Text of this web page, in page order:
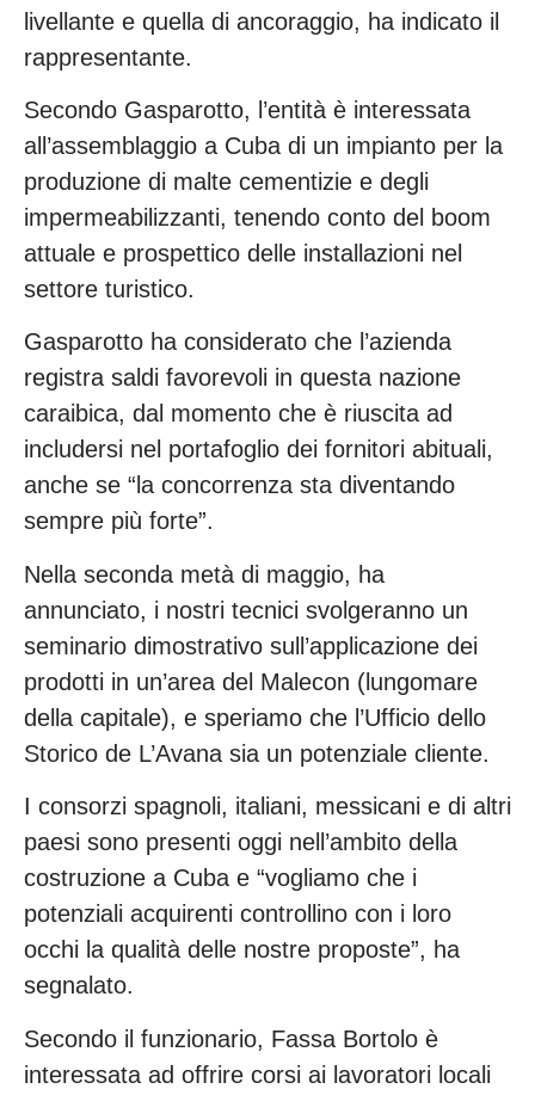
livellante e quella di ancoraggio, ha indicato il
rappresentante.
Secondo Gasparotto, l’entità è interessata
all’assemblaggio a Cuba di un impianto per la
produzione di malte cementizie e degli
impermeabilizzanti, tenendo conto del boom
attuale e prospettico delle installazioni nel
settore turistico.
Gasparotto ha considerato che l’azienda
registra saldi favorevoli in questa nazione
caraibica, dal momento che è riuscita ad
includersi nel portafoglio dei fornitori abituali,
anche se “la concorrenza sta diventando
sempre più forte”.
Nella seconda metà di maggio, ha
annunciato, i nostri tecnici svolgeranno un
seminario dimostrativo sull’applicazione dei
prodotti in un’area del Malecon (lungomare
della capitale), e speriamo che l’Ufficio dello
Storico de L’Avana sia un potenziale cliente.
I consorzi spagnoli, italiani, messicani e di altri
paesi sono presenti oggi nell’ambito della
costruzione a Cuba e “vogliamo che i
potenziali acquirenti controllino con i loro
occhi la qualità delle nostre proposte”, ha
segnalato.
Secondo il funzionario, Fassa Bortolo è
interessata ad offrire corsi ai lavoratori locali